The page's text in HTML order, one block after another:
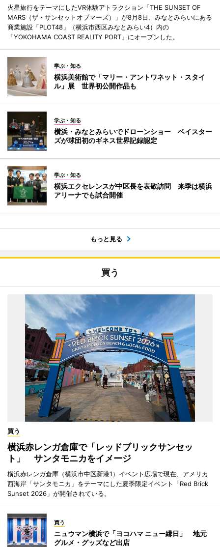
火星旅行をテーマにしたVR体験アトラクション「THE SUNSET OF
MARS（ザ・サンセットオブマーズ）」が8月8日、みなとみらいにある
商業施設「PLOT48」（横浜市西区みなとみらい4）内の
「YOKOHAMA COAST REALITY PORT」にオープンした。
学ぶ・知る
横浜美術館で「マリー・アントワネット・スタイ
ル」展 世界初公開作品も
学ぶ・知る
横浜・みなとみらいでドローンショー ベイスター
ズが球団初のギネス世界記録認定
学ぶ・知る
横浜エクセレンスが中区長を表敬訪問 来季は横浜
アリーナでも試合開催
もっと見る
買う
買う
横浜赤レンガ倉庫で「レッドブリックサンセッ
ト」 サンタモニカをイメージ
横浜赤レンガ倉庫（横浜市中区新港1）イベント広場で現在、アメリカ
西海岸「サンタモニカ」をテーマにした夏季限定イベント「Red Brick
Sunset 2026」が開催されている。
買う
ニュウマン横浜で「ヨコハマ ニュー縁日」 地元
グルメ・グッズなど出店